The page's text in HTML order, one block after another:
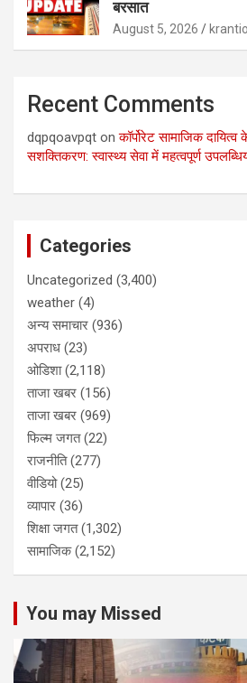
बरसात
August 5, 2026
Recent Comments
dqpqoavpqt onकॉर्पोरेट सामाजिक
सशक्तिकरण: स्वास्थ्य सेवा में महत्वपूर्ण
Categories
Uncategorized (3,400)
weather (4)
अन्य समाचार (936)
अपराध (23)
ओडिशा(2,118)
ताजा खबर (156)
ताजा खबर (969)
फिल्म जगत(22)
राजनीति(277)
वीडियो(25)
व्यापार (36)
शिक्षा जगत(1,302)
सामाजिक(2,152)
You may Missed